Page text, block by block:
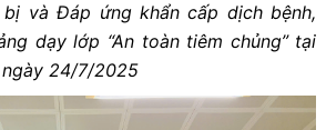
và Đáp ứng khẩn cấp dịch bệnh,
dạy lớp “An toàn tiêm chủng” tại
ngày 24/7/2025